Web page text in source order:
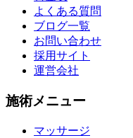
よくある質問
ブログ一覧
お問い合わせ
採用サイト
運営会社
施術メニュー
マッサージ